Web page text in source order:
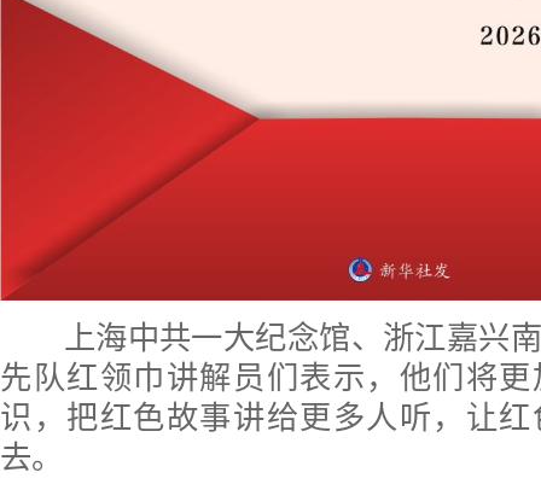
上海中共一大纪念馆、浙江嘉兴南
先队红领巾讲解员们表示，他们将
识，把红色故事讲给更多人听，让
去。